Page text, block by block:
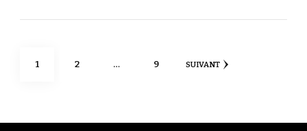
Navigation
PAGE
1 PAGE
2 … PAGE
9 SUIVANT